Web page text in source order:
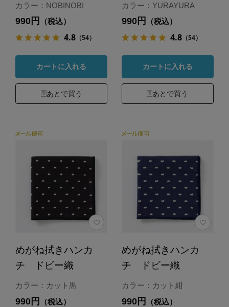
カラー：NOBINOBI
990円 （税込）
4.8（54）
カートに入れる
あとで買う
カラー：YURAYURA
990円 （税込）
4.8（54）
カートに入れる
あとで買う
めがね拭きハンカ
チ ドビー織
カラー：カット黒
990円 （税込）
めがね拭きハンカ
チ ドビー織
カラー：カット紺
990円 （税込）